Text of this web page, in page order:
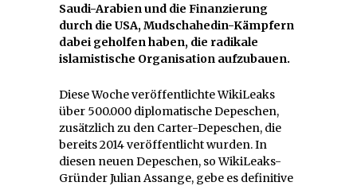
Saudi-Arabien und die Finanzierung
durch die USA, Mudschahedin-Kämpfern
dabei geholfen haben, die radikale
islamistische Organisation aufzubauen.
Diese Woche veröffentlichte WikiLeaks
über 500.000 diplomatische Depeschen,
zusätzlich zu den Carter-Depeschen, die
bereits 2014 veröffentlicht wurden. In
diesen neuen Depeschen, so WikiLeaks-
Gründer Julian Assange, gebe es definitive